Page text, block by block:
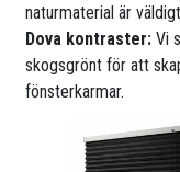
naturmaterial är
Dova kontraster: Vi
skogsgrönt för att
fönsterkarmar.